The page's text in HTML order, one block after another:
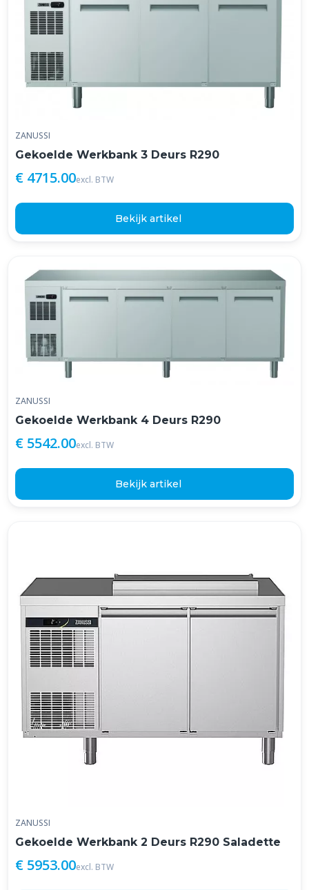
ZANUSSI
Gekoelde Werkbank 3 Deurs R290
€ 4715.00excl. BTW
Bekijk artikel
ZANUSSI
Gekoelde Werkbank 4 Deurs R290
€ 5542.00excl. BTW
Bekijk artikel
ZANUSSI
Gekoelde Werkbank 2 Deurs R290 Saladette
€ 5953.00excl. BTW